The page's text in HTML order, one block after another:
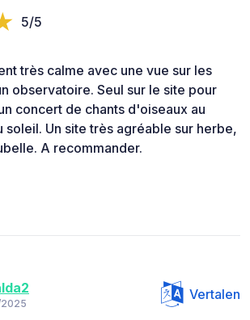
5/5
très calme avec une vue sur les
observatoire. Seul sur le site pour
concert de chants d'oiseaux au
soleil. Un site très agréable sur herbe,
A recommander.
Vertalen